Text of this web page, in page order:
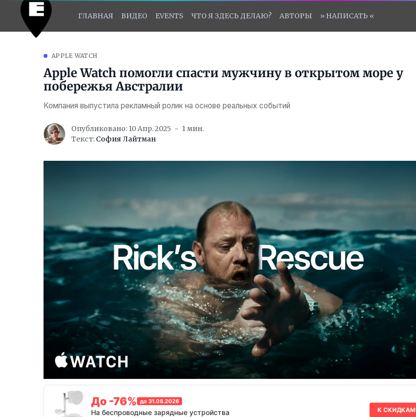
ГЛАВНАЯ ВИДЕО EVENTS ЧТО Я ЗДЕСЬ ДЕЛАЮ? АВТОРЫ » НАПИСАТЬ «
APPLE WATCH
Apple Watch помогли спасти мужчину в открытом море у
побережья Австралии
Компания выпустила рекламный ролик на основе реальных событий
Опубликовано: 10 Апр. 2025
1 мин.
Текст: София Лайтман
До -76% до 31.08.2026
На беспроводные зарядные устройства К СКИДКАМ